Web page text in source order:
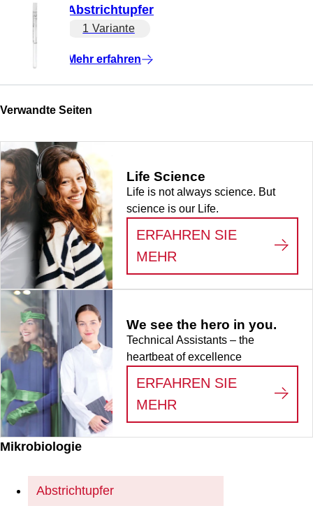
Mikrobiologie
Abstrichtupfer
Abstrichtupfer
1 Variante
Mehr erfahren
Verwandte Seiten
Life Science
Life is not always science. But
science is our Life.
ERFAHREN SIE
MEHR
We see the hero in you.
Technical Assistants – the
heartbeat of excellence
ERFAHREN SIE
MEHR
WE SEE THE